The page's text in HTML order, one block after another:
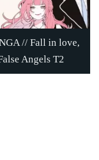
// Fall in love,
Angels T2